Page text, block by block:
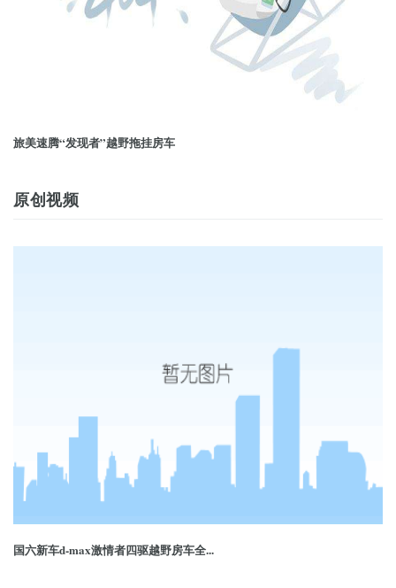
旅美速腾“发现者”越野拖挂房车
原创视频
国六新车d-max激情者四驱越野房车全...